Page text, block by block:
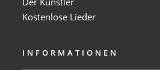
Kostenlose Lieder
INFORMATIONEN